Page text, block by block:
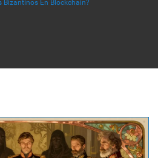
Bizantinos En Blockchain?